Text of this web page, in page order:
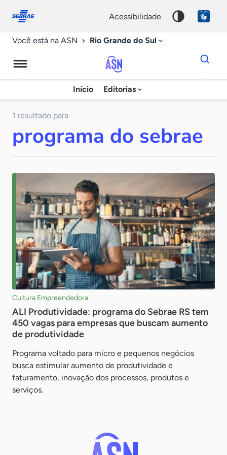
conosco
acessibilidade
Você está na ASN Rio Grande do Sul
Agência
Sebrae
Notícias
Início Editorias
Dados
para
chave
1 resultado para
programa do sebrae
Cultura Empreendedora
ALI Produtividade: programa do Sebrae RS tem
450 vagas para empresas que buscam aumento
de produtividade
Programa voltado para micro e pequenos negócios
busca estimular aumento de produtividade e
faturamento, inovação dos processos, produtos e
serviços.